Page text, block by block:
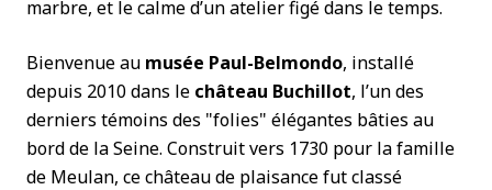
marbre, et le calme d’un atelier figé dans le temps.
Bienvenue au musée Paul-Belmondo, installé
depuis 2010 dans le château Buchillot, l’un des
derniers témoins des "folies" élégantes bâties au
bord de la Seine. Construit vers 1730 pour la famille
de Meulan, ce château de plaisance fut classé